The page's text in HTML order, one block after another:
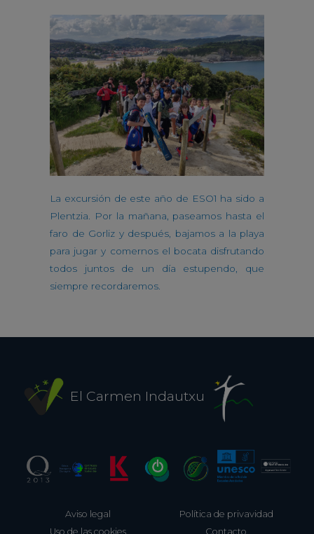
La excursión de este año de ESO1 ha sido a
Plentzia. Por la mañana, paseamos hasta el
faro de Gorliz y después, bajamos a la playa
para jugar y comernos el bocata disfrutando
todos juntos de un día estupendo, que
siempre recordaremos.
El Carmen Indautxu
Aviso legal
Política de privavidad
Uso de las cookies
Contacto